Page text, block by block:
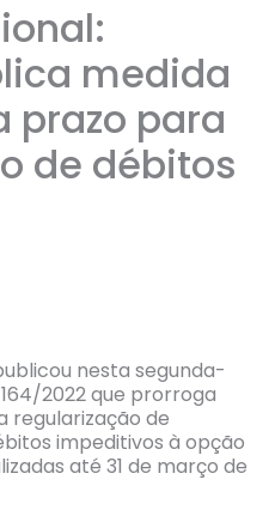
medida
prazo para
de débitos
nesta segunda-
2022 que prorroga
regularização de
impeditivos à opção
até 31 de março de